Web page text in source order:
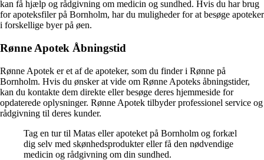
kan få hjælp og rådgivning om medicin og sundhed. Hvis du har brug
for apoteksfiler på Bornholm, har du muligheder for at besøge apoteker
i forskellige byer på øen.
Rønne Apotek Åbningstid
Rønne Apotek er et af de apoteker, som du finder i Rønne på
Bornholm. Hvis du ønsker at vide om Rønne Apoteks åbningstider,
kan du kontakte dem direkte eller besøge deres hjemmeside for
opdaterede oplysninger. Rønne Apotek tilbyder professionel service og
rådgivning til deres kunder.
Tag en tur til Matas eller apoteket på Bornholm og forkæl
dig selv med skønhedsprodukter eller få den nødvendige
medicin og rådgivning om din sundhed.